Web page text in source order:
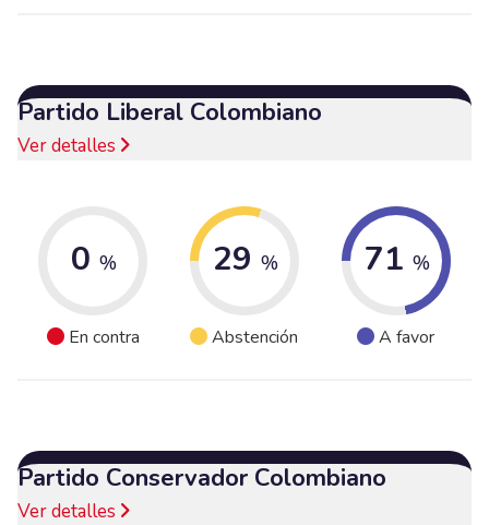
Partido Liberal Colombiano
Ver detalles
0 %
En contra
29 %
Abstención
71 %
A favor
Partido Conservador Colombiano
Ver detalles